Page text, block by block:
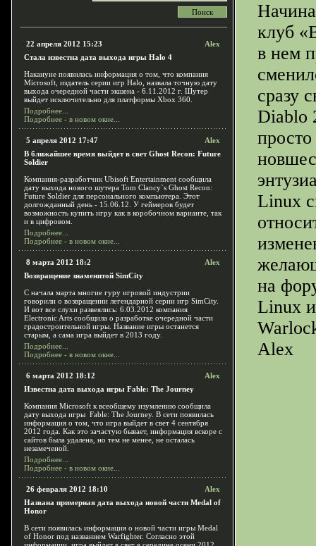
22 апреля 2012 15:23
Alex
Стала известна дата выхода игры Halo 4
Накануне появилась информация о том, что компания
Microsoft, издатель серии игр Halo, назвала точную дату
выхода очередной части экшена - 6.11.2012 г. Шутер
выйдет исключительно для платформы Xbox 360.
Подробнее...
Подробнее - в новом окне...
5 апреля 2012 17:47
Alex
В ближайшее время выйдет в свет Ghost Recon: Future
Soldier
Компания-разработчик Ubisoft Entertainment сообщила
дату выхода нового шутера Tom Clancy`s Ghost Recon:
Future Soldier для персонального компьютера. Этот
долгожданный день - 15.06.12. У геймеров будет
возможность купить игру как в коробочном варианте, так
и в цифровом.
Подробнее...
Подробнее - в новом окне...
8 марта 2012 18:2
Alex
Возвращение знаменитой SimCity
С начала марта многие гуру игровой индустрии
говорили о возвращении легендарной серии игр SimCity.
И вот все слухи развеялись: 6.03.2012 компания
Electronic Arts сообщила о разработке очередной части
градостроительной игры. Название игры останется
старым, а сама игра выйдет в 2013 году.
Подробнее...
Подробнее - в новом окне...
6 марта 2012 18:12
Alex
Известна дата выхода игры Fable: The Journey
Компания Microsoft к всеобщему изумлению сообщила
дату выхода игры Fable: The Journey. В сети появилась
информация о том, что игра выйдет в свет 4 сентября
2012 года. Как это зачастую бывает, информация вскоре с
сайтов была удалена, но тем не менее, не осталась
незамеченой.
Подробнее...
Подробнее - в новом окне...
26 февраля 2012 18:10
Alex
Названа примерная дата выхода новой части Medal of
Honor
В сети появилась информация о новой части игры Medal
of Honor под названием Warfighter. Согласно этой
клуб
в нем
сразу
Diablo
Linux
на
Linux
Alex